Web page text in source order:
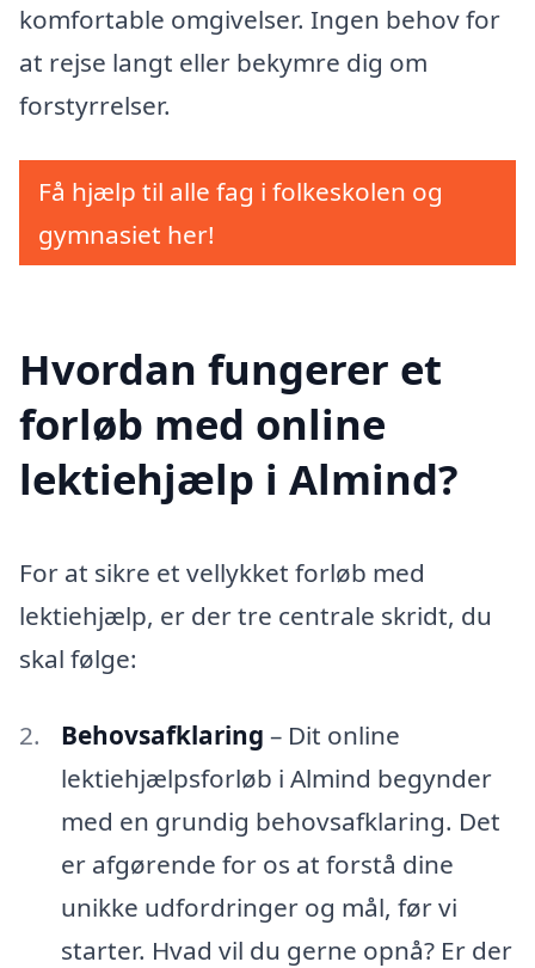
komfortable omgivelser. Ingen behov for
at rejse langt eller bekymre dig om
forstyrrelser.
Få hjælp til alle fag i folkeskolen og
gymnasiet her!
Hvordan fungerer et
forløb med online
lektiehjælp i Almind?
For at sikre et vellykket forløb med
lektiehjælp, er der tre centrale skridt, du
skal følge:
Behovsafklaring – Dit online
lektiehjælpsforløb i Almind begynder
med en grundig behovsafklaring. Det
er afgørende for os at forstå dine
unikke udfordringer og mål, før vi
starter. Hvad vil du gerne opnå? Er der